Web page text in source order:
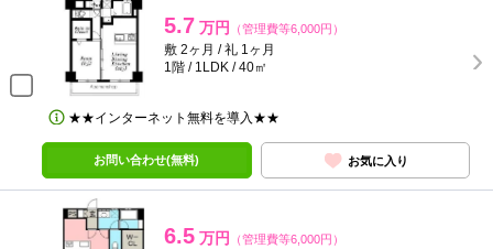
5.7 万円 （管理費等6,000円）
敷 2ヶ月 / 礼 1ヶ月
1階 / 1LDK / 40㎡
★★インターネット無料を導入★★
お問い合わせ(無料) お気に入り
6.5 万円 （管理費等6,000円）